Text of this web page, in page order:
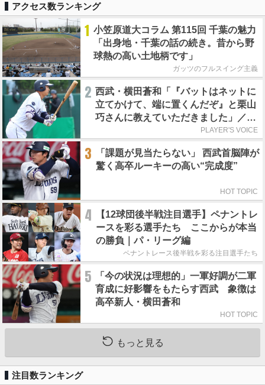
アクセス数ランキング
1 小笠原道大コラム 第115回 千葉の魅力
「出身地・千葉の話の続き。昔から野
球熱の高い土地柄です」
ガッツのフルスイング主義
2 西武・横田蒼和「『バットはネットに
立てかけて、端に置くんだぞ』と栗山
巧さんに教えていただきました」／憧
PLAYER'S VOICE
3
「課題が見当たらない」 西武首脳陣が
驚く高卒ルーキーの高い“完成度”
HOT TOPIC
4
【12球団後半戦注目選手】ペナントレ
ースを彩る選手たち ここからが本当
の勝負｜パ・リーグ編
ペナントレース後半戦を彩る注目選手たち
5
「今の状況は理想的」一軍好調が二軍
育成に好影響をもたらす西武 象徴は
高卒新人・横田蒼和
HOT TOPIC
もっと見る
注目数ランキング